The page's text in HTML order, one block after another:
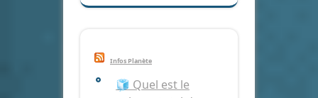
Infos Planète
🧊 Quel est le